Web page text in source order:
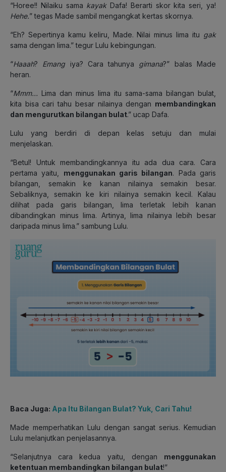
“Horee!! Nilaiku sama kayakDafa! Berarti skor kita seri, ya!
Hehe.” tegas Made sambil mengangkat kertas skornya.
“Eh? Sepertinya kamu keliru, Made. Nilai minus lima itu gak
sama dengan lima.” tegur Lulu kebingungan.
“Haaah? Emang iya? Cara tahunya gimana?” balas Made
heran.
“Mmm… Lima dan minus lima itu sama-sama bilangan bulat,
kita bisa cari tahu besar nilainya dengan membandingkan
dan mengurutkan bilangan bulat.” ucap Dafa.
Lulu yang berdiri di depan kelas setuju dan mulai
menjelaskan.
“Betul! Untuk membandingkannya itu ada dua cara. Cara
pertama yaitu, menggunakan garis bilangan. Pada garis
bilangan, semakin ke kanan nilainya semakin besar.
Sebaliknya, semakin ke kiri nilainya semakin kecil. Kalau
dilihat pada garis bilangan, lima terletak lebih kanan
dibandingkan minus lima. Artinya, lima nilainya lebih besar
daripada minus lima.” sambung Lulu.
Baca Juga: Apa Itu Bilangan Bulat? Yuk, Cari Tahu!
Made memperhatikan Lulu dengan sangat serius. Kemudian
Lulu melanjutkan penjelasannya.
“Selanjutnya cara kedua yaitu, dengan menggunakan
ketentuan membandingkan bilangan bulat!”